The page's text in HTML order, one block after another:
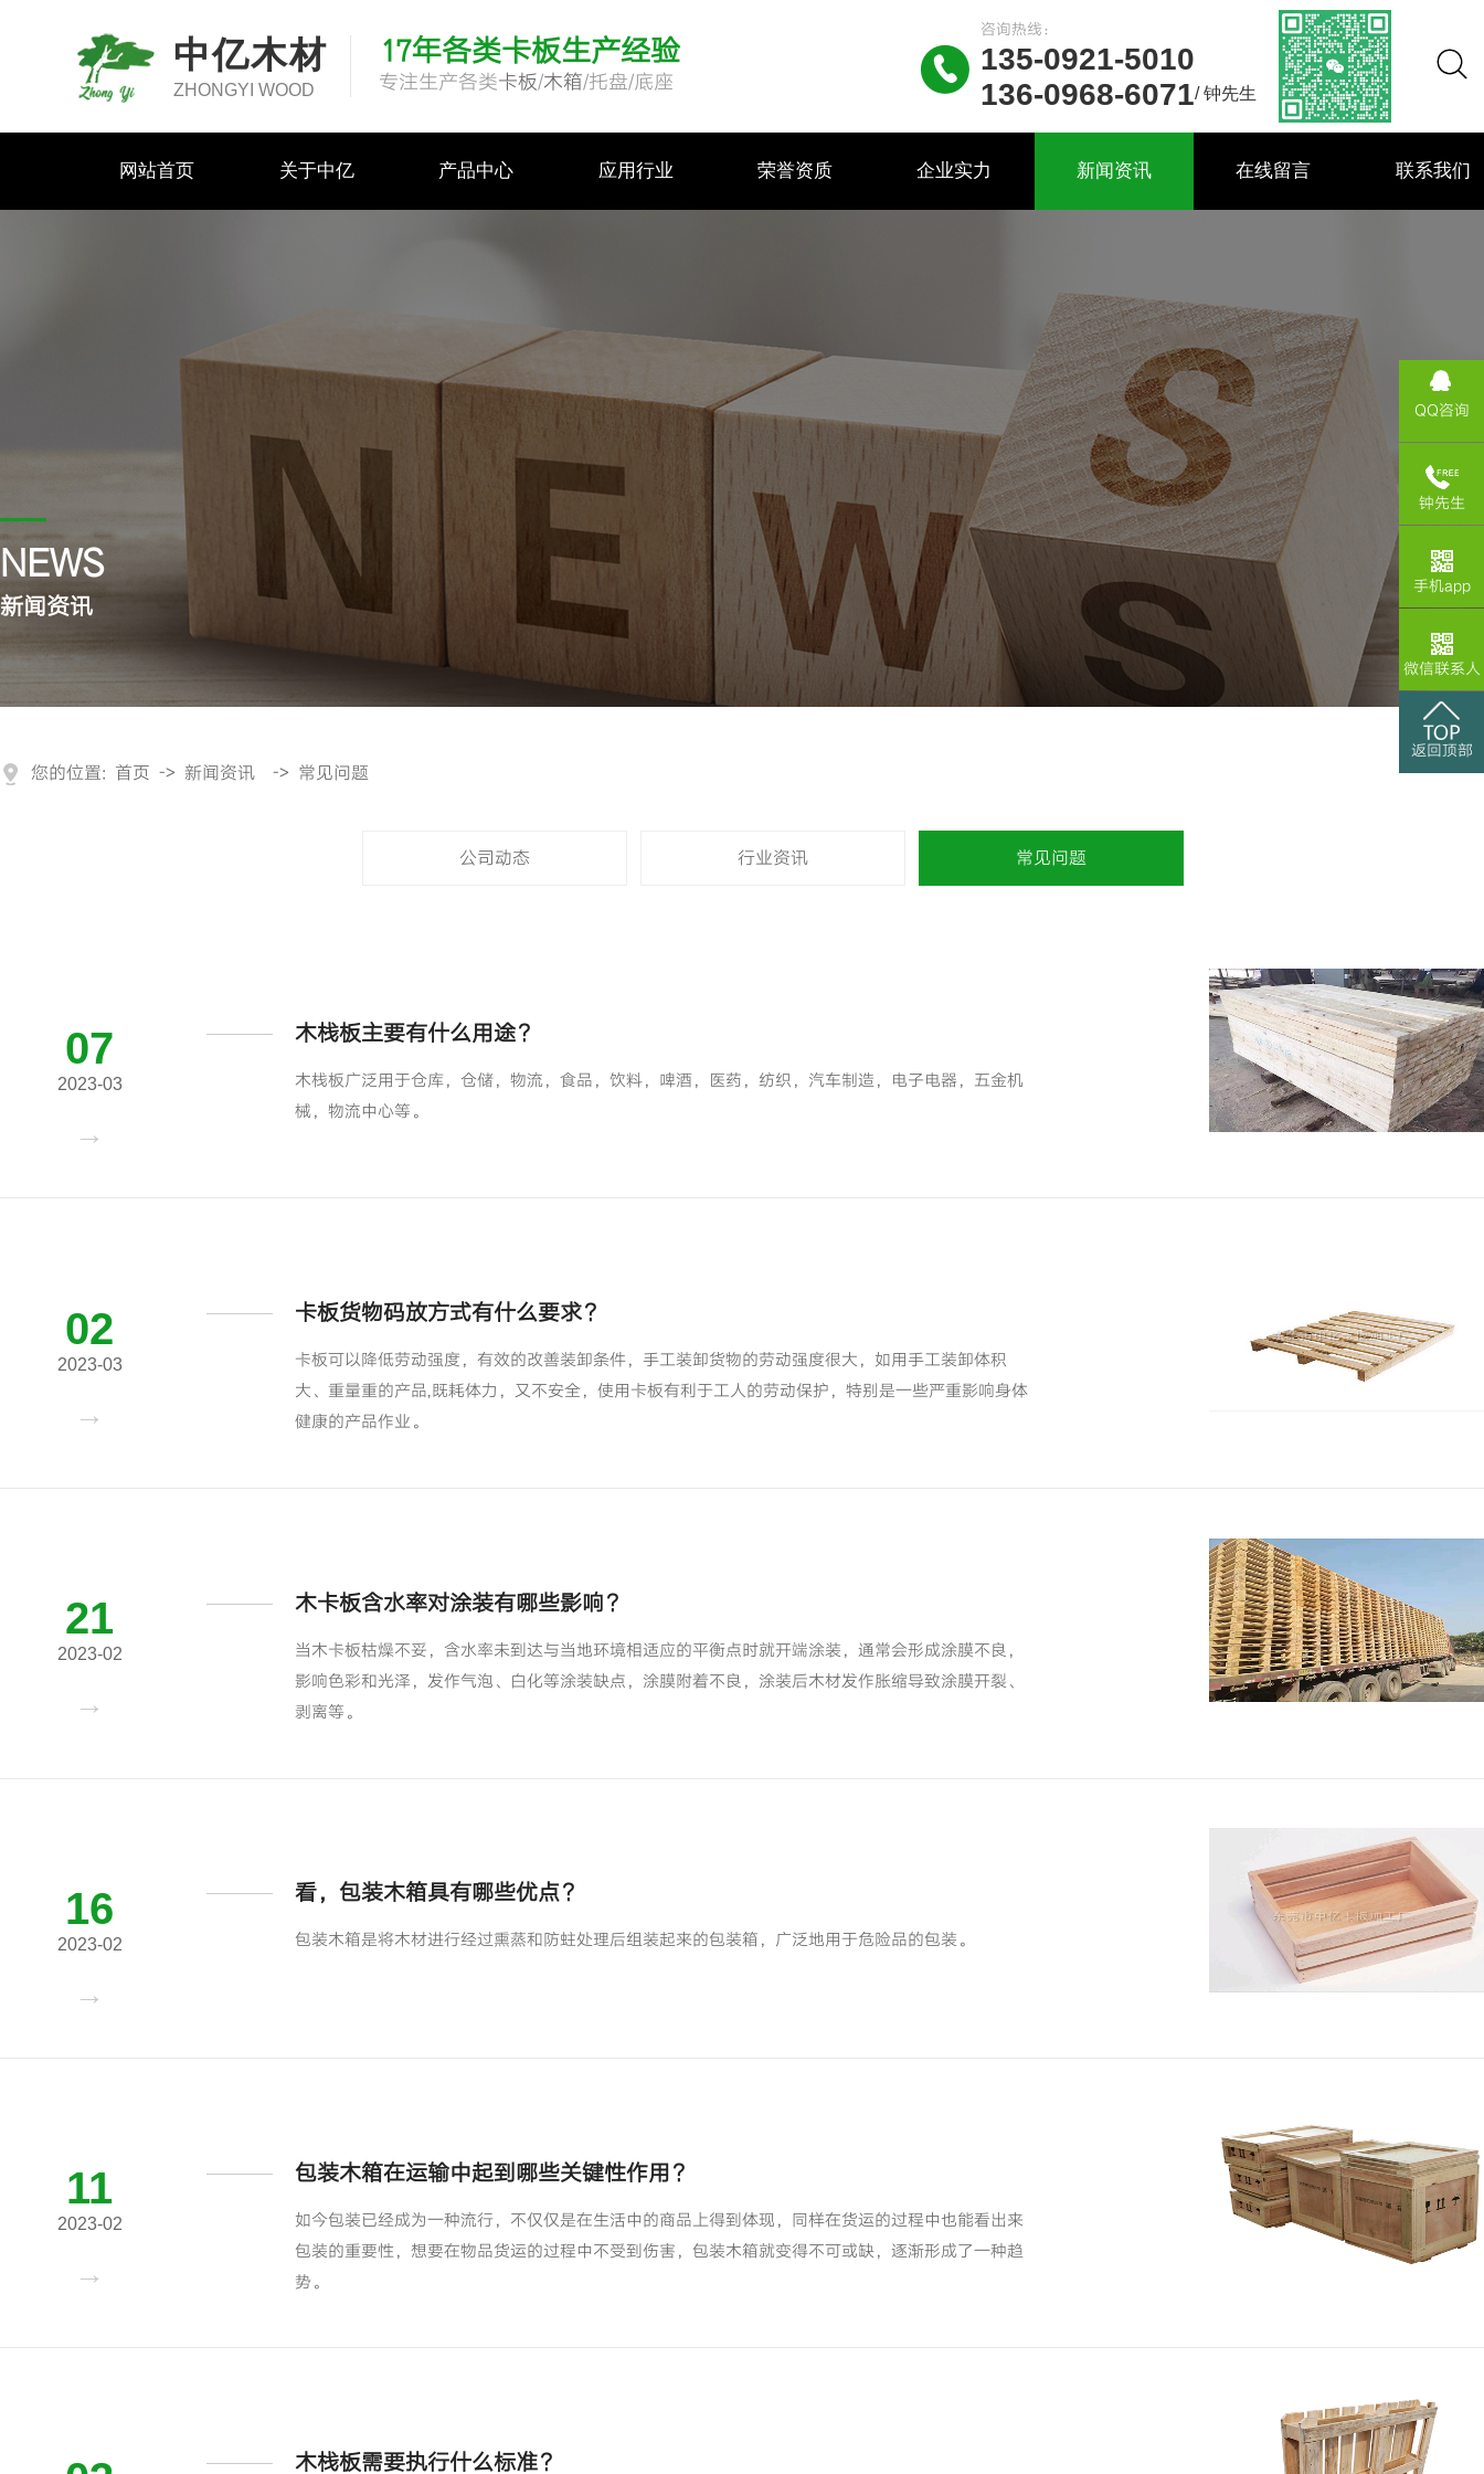
中亿木材
ZHONGYI WOOD
17年各类卡板生产经验
专注生产各类卡板/木箱/托盘/底座 
咨询热线：
135-0921-5010
136-0968-6071/ 钟先生
网站首页 关于中亿 产品中心 应用行业 荣誉资质 企业实力 新闻资讯 在线留言 联系我们
NEWS
新闻资讯
您的位置: 首页 -> 新闻资讯 -> 常见问题
公司动态 行业资讯 常见问题
07
2023-03
木栈板主要有什么用途？
木栈板广泛用于仓库，仓储，物流，食品，饮料，啤酒，医药，纺织，汽车制造，电子电器，五金机
械，物流中心等。
02
2023-03
卡板货物码放方式有什么要求？
卡板可以降低劳动强度，有效的改善装卸条件，手工装卸货物的劳动强度很大，如用手工装卸体积
大、重量重的产品,既耗体力，又不安全，使用卡板有利于工人的劳动保护，特别是一些严重影响身体
健康的产品作业。
21
2023-02
木卡板含水率对涂装有哪些影响？
当木卡板枯燥不妥，含水率未到达与当地环境相适应的平衡点时就开端涂装，通常会形成涂膜不良，
影响色彩和光泽，发作气泡、白化等涂装缺点，涂膜附着不良，涂装后木材发作胀缩导致涂膜开裂、
剥离等。
16
2023-02
看，包装木箱具有哪些优点？
包装木箱是将木材进行经过熏蒸和防蛀处理后组装起来的包装箱，广泛地用于危险品的包装。
11
2023-02
包装木箱在运输中起到哪些关键性作用？
如今包装已经成为一种流行，不仅仅是在生活中的商品上得到体现，同样在货运的过程中也能看出来
包装的重要性，想要在物品货运的过程中不受到伤害，包装木箱就变得不可或缺，逐渐形成了一种趋
势。
木栈板需要执行什么标准？
QQ咨询
钟先生
手机app
微信联系人
返回顶部